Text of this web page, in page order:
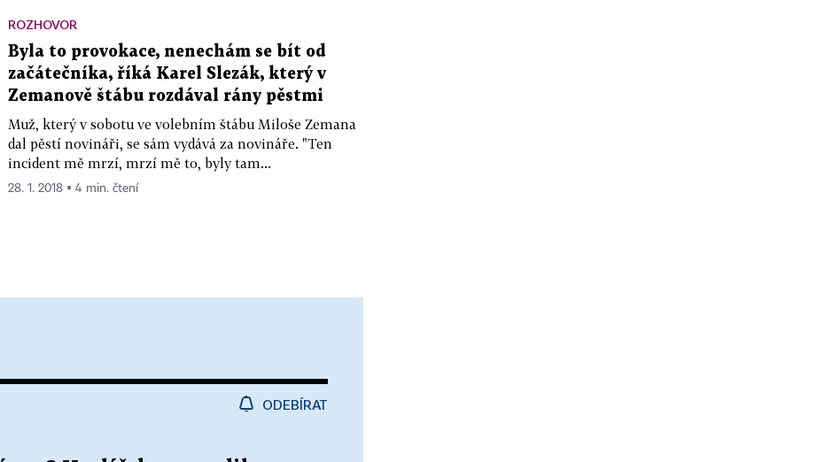
ROZHOVOR
Byla to provokace, nenechám se bít od
začátečníka, říká Karel Slezák, který v
Zemanově štábu rozdával rány pěstmi
Muž, který v sobotu ve volebním štábu Miloše Zemana
dal pěstí novináři, se sám vydává za novináře. "Ten
incident mě mrzí, mrzí mě to, byly tam...
28. 1. 2018 ▪ 4 min. čtení
ODEBÍRAT